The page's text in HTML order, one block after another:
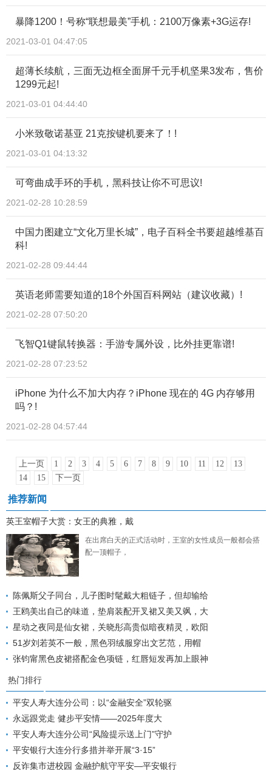
暴降1200！号称“联想最美”手机：2100万像素+3G运存!
2021-03-01 04:47:05
超薄长续航，三面无边框全面屏千元手机坚果3发布，售价
1299元起!
2021-03-01 04:44:40
小米致敬诺基亚 21克按键机要来了！!
2021-03-01 04:13:32
可弯曲成手环的手机，黑科技让你不可思议!
2021-02-28 10:28:59
中国力图建立“文化万里长城”，电子百科全书要超越维基百
科!
2021-02-28 09:44:44
英语老师需要知道的18个外国百科网站（建议收藏）!
2021-02-28 07:50:20
飞智Q1键鼠转换器：手游专属外设，比外挂更靠谱!
2021-02-28 07:23:52
iPhone 为什么不加大内存？iPhone 现在的 4G 内存够用
吗？!
2021-02-28 04:57:44
上一页 1 2 3 4 5 6 7 8 9 10 11 12
13
14
15 下一页
推荐新闻
英王室帽子大赏：女王的典雅，戴
在出席白天的正式活动时，王室的女性成员一般都会搭
配一顶帽子，
陈佩斯父子同台，儿子图时髦戴大粗链子，但却输给
王鸥美出自己的味道，垫肩装配开叉裙又美又飒，大
星动之夜同是仙女裙，关晓彤高贵似暗夜精灵，欧阳
51岁刘若英不一般，黑色羽绒服穿出文艺范，用帽
张钧甯黑色皮裙搭配金色项链，红唇短发再加上眼神
热门排行
平安人寿大连分公司：以“金融安全”双轮驱
永远跟党走 健步平安情——2025年度大
平安人寿大连分公司“风险提示送上门”守护
平安银行大连分行多措并举开展“3·15”
反诈集市进校园 金融护航守平安—平安银行